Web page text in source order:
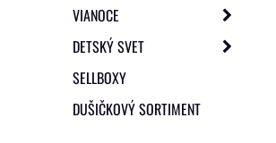
VIANOCE
DETSKÝ SVET
SELLBOXY
DUŠIČKOVÝ SORTIMENT